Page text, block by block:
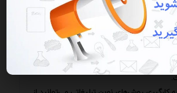
را شناسایی کرده و آگهی‌های خود را بر
کنید.
افزایش اثربخشی آگهی‌ها و دستیابی به نتایج
و نشیب به یاد داشته باشید که صبر و پشتکار